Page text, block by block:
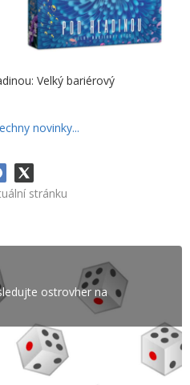
Velký bariérový
novinky...
stránku
ostrovher na